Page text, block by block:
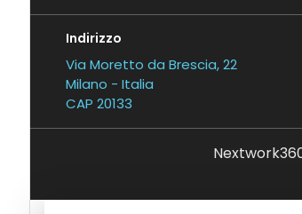
Indirizzo
Via Moretto da Brescia, 22
Milano - Italia
CAP 20133